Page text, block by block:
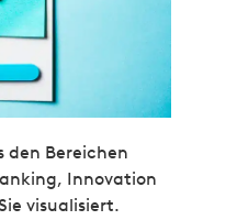
den Bereichen
Innovation
visualisiert.